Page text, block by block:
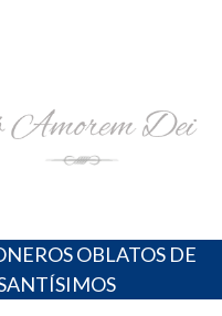
Marianas,
OBLATOS DE